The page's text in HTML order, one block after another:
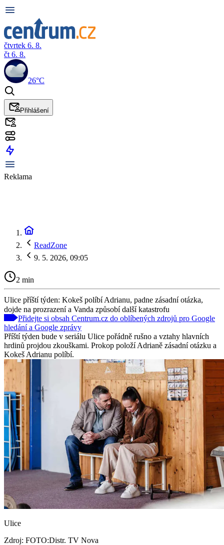
čtvrtek 6. 8.
čt 6. 8.
26°C
Přihlášení
Reklama
ReadZone
9. 5. 2026, 09:05
2 min
Ulice příští týden: Kokeš políbí Adrianu, padne zásadní otázka,
dojde na prozrazení a Vanda způsobí další katastrofu
Přidejte si obsah Centrum.cz do oblíbených zdrojů pro Google
hledání a Google zprávy
Příští týden bude v seriálu Ulice pořádně rušno a vztahy hlavních
hrdinů projdou zkouškami. Prokop položí Adrianě zásadní otázku a
Kokeš Adrianu políbí.
Ulice
Zdroj: FOTO:Distr. TV Nova